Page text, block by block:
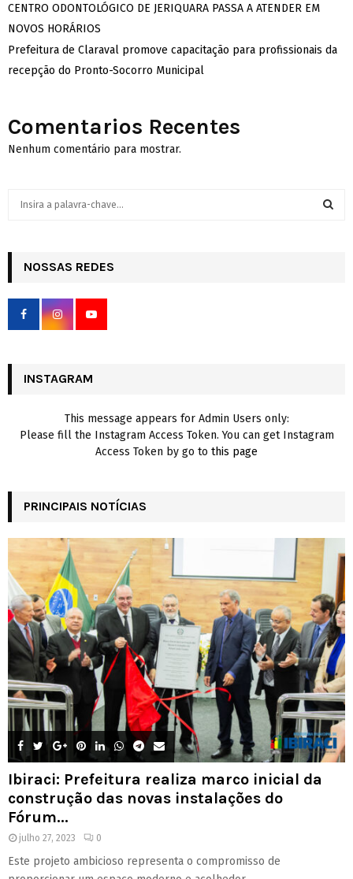
CENTRO ODONTOLÓGICO DE JERIQUARA PASSA A ATENDER EM
NOVOS HORÁRIOS
Prefeitura de Claraval promove capacitação para profissionais da
recepção do Pronto-Socorro Municipal
Comentarios Recentes
Nenhum comentário para mostrar.
h
f
r
NOSSAS REDES
INSTAGRAM
This message appears for Admin Users only:
Please fill the Instagram Access Token. You can get Instagram
Access Token by go to this page
PRINCIPAIS NOTÍCIAS
Ibiraci: Prefeitura realiza marco inicial da
construção das novas instalações do
Fórum...
julho 27, 2023 0
Este projeto ambicioso representa o compromisso de